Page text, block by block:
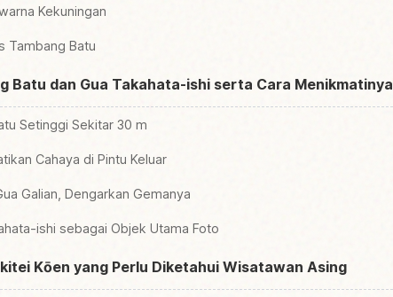
Kekuningan
Tambang Batu
Batu dan Gua Takahata-ishi serta Cara Menikmatinya
Setinggi Sekitar 30 m
Cahaya di Pintu Keluar
Galian, Dengarkan Gemanya
ishi sebagai Objek Utama Foto
Kōen yang Perlu Diketahui Wisatawan Asing